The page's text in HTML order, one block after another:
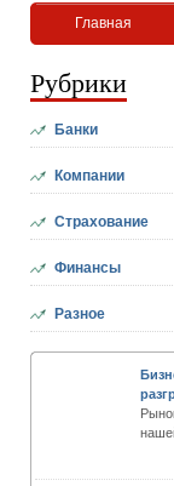
Главная
Рубрики
Банки
Компании
Страхование
Финансы
Разное